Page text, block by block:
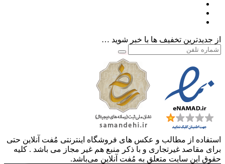
از جدیدترین تخفیف ها با خبر شوید …
استفاده از مطالب و عکس های فروشگاه اینترنتی مُفت آنلاین حتی
برای مقاصد غیرتجاری و با ذکر منبع هم غیر مجاز می باشد . کلیه
حقوق این سایت متعلق به مُفت آنلاین می‌باشد.